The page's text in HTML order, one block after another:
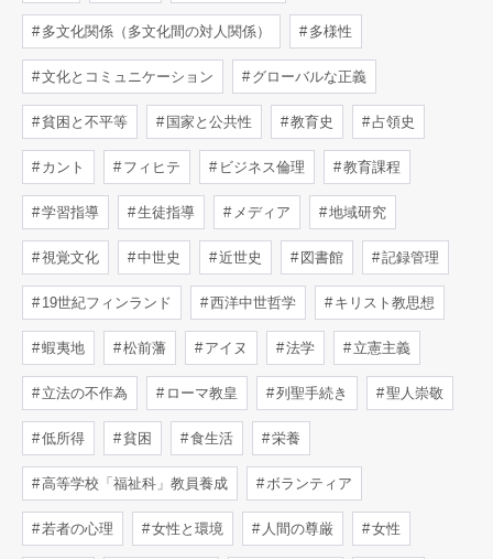
多文化関係（多文化間の対人関係） 多様性
文化とコミュニケーション グローバルな正義
貧困と不平等 国家と公共性 教育史 占領史
カント フィヒテ ビジネス倫理 教育課程
学習指導 生徒指導 メディア 地域研究
視覚文化 中世史 近世史 図書館 記録管理
19世紀フィンランド 西洋中世哲学 キリスト教思想
蝦夷地 松前藩 アイヌ 法学 立憲主義
立法の不作為 ローマ教皇 列聖手続き 聖人崇敬
低所得 貧困 食生活 栄養
高等学校「福祉科」教員養成 ボランティア
若者の心理 女性と環境 人間の尊厳 女性